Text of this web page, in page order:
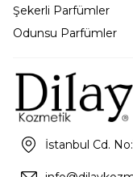
Şekerli Parfümler
Odunsu Parfümler
İstanbul Cd.